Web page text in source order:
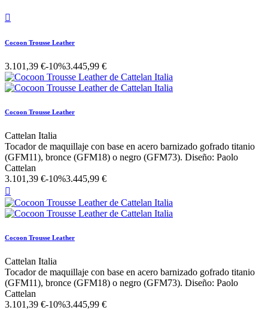

Cocoon Trousse Leather
3.101,39 €-10%3.445,99 €
Cocoon Trousse Leather
Cattelan Italia
Tocador de maquillaje con base en acero barnizado gofrado titanio
(GFM11), bronce (GFM18) o negro (GFM73). Diseño: Paolo
Cattelan
3.101,39 €-10%3.445,99 €

Cocoon Trousse Leather
Cattelan Italia
Tocador de maquillaje con base en acero barnizado gofrado titanio
(GFM11), bronce (GFM18) o negro (GFM73). Diseño: Paolo
Cattelan
3.101,39 €-10%3.445,99 €